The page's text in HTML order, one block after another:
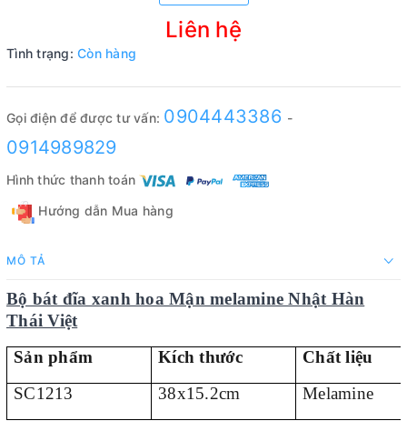
Liên hệ
Tình trạng: Còn hàng
Gọi điện để được tư vấn: 0904443386 -
0914989829
Hình thức thanh toán
Hướng dẫn Mua hàng
MÔ TẢ
Bộ bát đĩa xanh hoa Mận melamine Nhật Hàn
Thái Việt
Sản phẩm
Kích thước
Chất liệu
SC1213
38x15.2cm Melamine